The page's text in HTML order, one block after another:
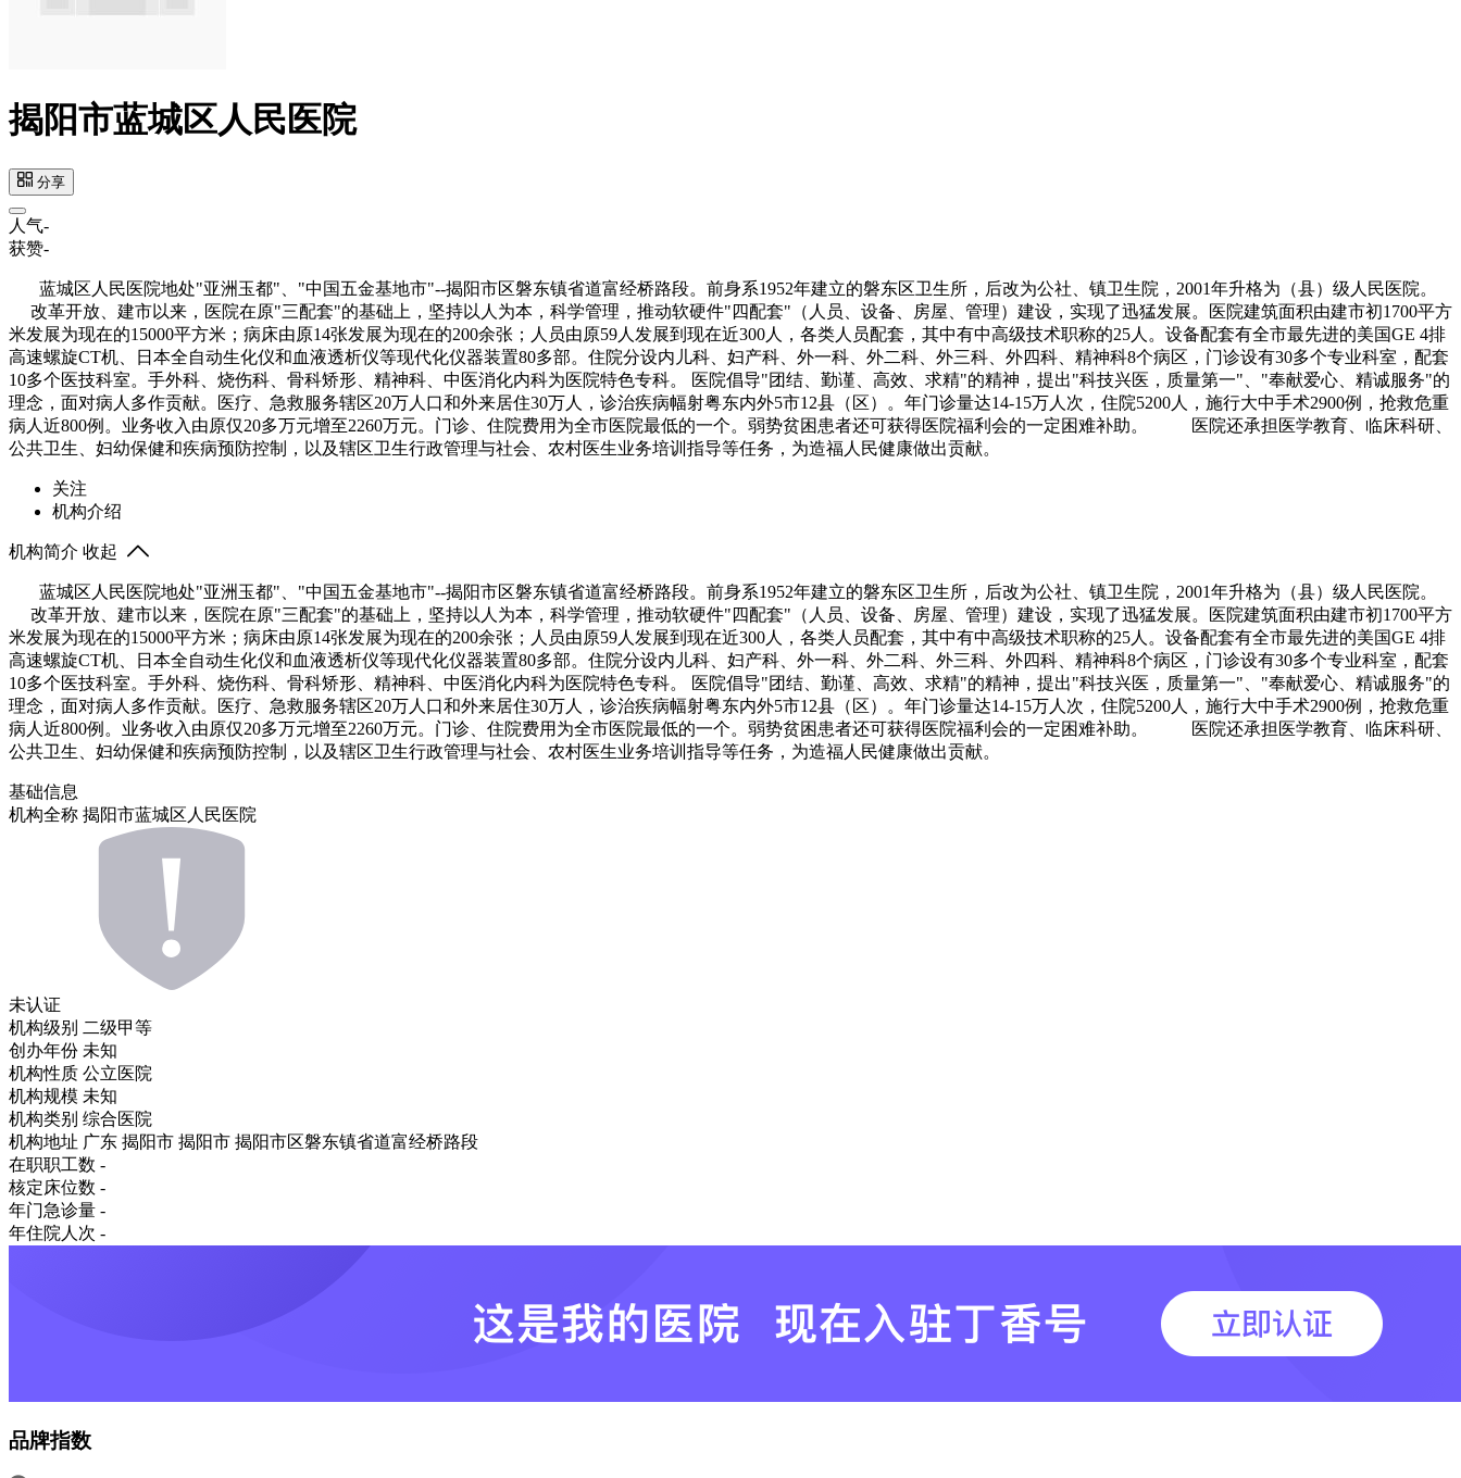
揭阳市蓝城区人民医院
分享
人气-
获赞-
蓝城区人民医院地处"亚洲玉都"、"中国五金基地市"--揭阳市区磐东镇省道富经桥路段。前身系1952年建立的磐东区卫生所，后改为公社、镇卫生院，2001年升格为（县）级人民医院。
改革开放、建市以来，医院在原"三配套"的基础上，坚持以人为本，科学管理，推动软硬件"四配套"（人员、设备、房屋、管理）建设，实现了迅猛发展。医院建筑面积由建市初1700平方
米发展为现在的15000平方米；病床由原14张发展为现在的200余张；人员由原59人发展到现在近300人，各类人员配套，其中有中高级技术职称的25人。设备配套有全市最先进的美国GE 4排
高速螺旋CT机、日本全自动生化仪和血液透析仪等现代化仪器装置80多部。住院分设内儿科、妇产科、外一科、外二科、外三科、外四科、精神科8个病区，门诊设有30多个专业科室，配套
10多个医技科室。手外科、烧伤科、骨科矫形、精神科、中医消化内科为医院特色专科。 医院倡导"团结、勤谨、高效、求精"的精神，提出"科技兴医，质量第一"、"奉献爱心、精诚服务"的
理念，面对病人多作贡献。医疗、急救服务辖区20万人口和外来居住30万人，诊治疾病幅射粤东内外5市12县（区）。年门诊量达14-15万人次，住院5200人，施行大中手术2900例，抢救危重
病人近800例。业务收入由原仅20多万元增至2260万元。门诊、住院费用为全市医院最低的一个。弱势贫困患者还可获得医院福利会的一定困难补助。 医院还承担医学教育、临床科研、
公共卫生、妇幼保健和疾病预防控制，以及辖区卫生行政管理与社会、农村医生业务培训指导等任务，为造福人民健康做出贡献。
关注
机构介绍
机构简介 收起
蓝城区人民医院地处"亚洲玉都"、"中国五金基地市"--揭阳市区磐东镇省道富经桥路段。前身系1952年建立的磐东区卫生所，后改为公社、镇卫生院，2001年升格为（县）级人民医院。
改革开放、建市以来，医院在原"三配套"的基础上，坚持以人为本，科学管理，推动软硬件"四配套"（人员、设备、房屋、管理）建设，实现了迅猛发展。医院建筑面积由建市初1700平方
米发展为现在的15000平方米；病床由原14张发展为现在的200余张；人员由原59人发展到现在近300人，各类人员配套，其中有中高级技术职称的25人。设备配套有全市最先进的美国GE 4排
高速螺旋CT机、日本全自动生化仪和血液透析仪等现代化仪器装置80多部。住院分设内儿科、妇产科、外一科、外二科、外三科、外四科、精神科8个病区，门诊设有30多个专业科室，配套
10多个医技科室。手外科、烧伤科、骨科矫形、精神科、中医消化内科为医院特色专科。 医院倡导"团结、勤谨、高效、求精"的精神，提出"科技兴医，质量第一"、"奉献爱心、精诚服务"的
理念，面对病人多作贡献。医疗、急救服务辖区20万人口和外来居住30万人，诊治疾病幅射粤东内外5市12县（区）。年门诊量达14-15万人次，住院5200人，施行大中手术2900例，抢救危重
病人近800例。业务收入由原仅20多万元增至2260万元。门诊、住院费用为全市医院最低的一个。弱势贫困患者还可获得医院福利会的一定困难补助。 医院还承担医学教育、临床科研、
公共卫生、妇幼保健和疾病预防控制，以及辖区卫生行政管理与社会、农村医生业务培训指导等任务，为造福人民健康做出贡献。
基础信息
机构全称 揭阳市蓝城区人民医院
未认证
机构级别 二级甲等
创办年份 未知
机构性质 公立医院
机构规模 未知
机构类别 综合医院
机构地址 广东 揭阳市 揭阳市 揭阳市区磐东镇省道富经桥路段
在职职工数 -
核定床位数 -
年门急诊量 -
年住院人次 -
品牌指数